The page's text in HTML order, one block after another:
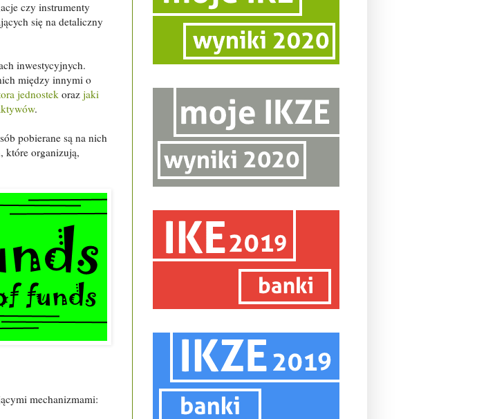
czy instrumenty
się na detaliczny
inwestycyjnych.
między innymi o
jednostek oraz jaki
.
pobierane są na nich
które organizują,
mechanizmami: